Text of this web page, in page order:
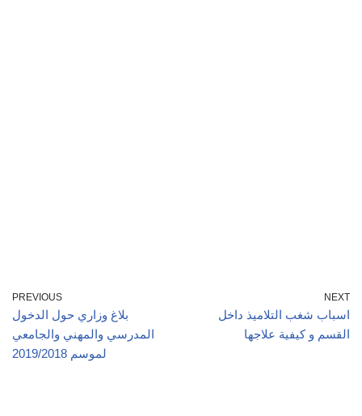
PREVIOUS
بلاغ وزاري حول الدخول
المدرسي والمهني والجامعي
لموسم 2019/2018
NEXT
اسباب شغب التلاميذ داخل
القسم و كيفية علاجها